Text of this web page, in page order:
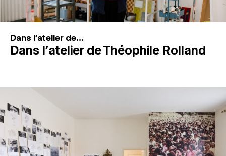
Dans l'atelier de...
Dans l’atelier de Théophile Rolland